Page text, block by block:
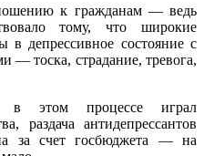
к гражданам — ведь
тому, что широкие
депрессивное состояние с
— тоска, страдание, тревога,
в этом процессе играл
раздача антидепрессантов
за счет госбюджета — на